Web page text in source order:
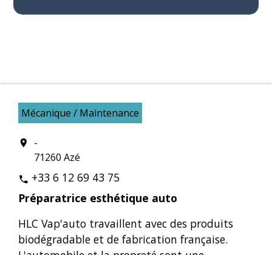
Mécanique / Maintenance
location_on
-
71260 Azé
phone +33 6 12 69 43 75
Préparatrice esthétique auto
HLC Vap'auto travaillent avec des produits
biodégradable et de fabrication française.